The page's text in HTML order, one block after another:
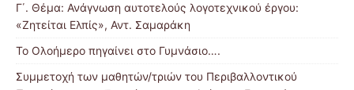
Γ΄. Θέμα: Ανάγνωση αυτοτελούς λογοτεχνικού έργου:
«Ζητείται Ελπίς», Αντ. Σαμαράκη
Το Ολοήμερο πηγαίνει στο Γυμνάσιο….
Συμμετοχή των μαθητών/τριών του Περιβαλλοντικού